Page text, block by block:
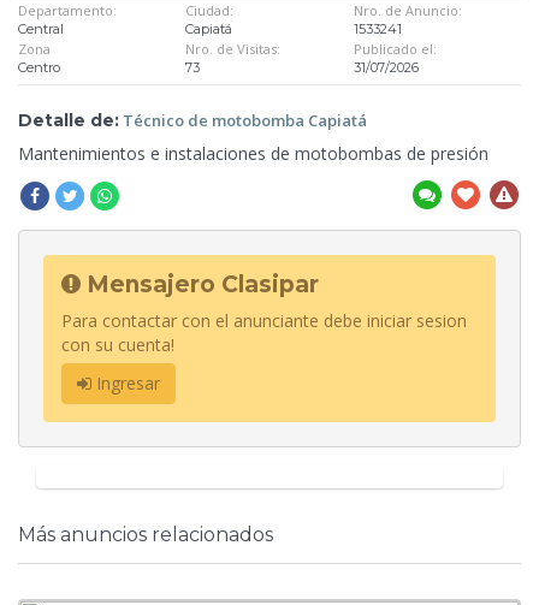
Departamento:
Central
Ciudad:
Capiatá
Nro. de Anuncio:
1533241
Zona
Centro
Nro. de Visitas:
73
Publicado el:
31/07/2026
Detalle de: Técnico de motobomba Capiatá
Mantenimientos e instalaciones de motobombas de presión
Mensajero Clasipar
Para contactar con el anunciante debe iniciar sesion
con su cuenta!
Ingresar
Más anuncios relacionados